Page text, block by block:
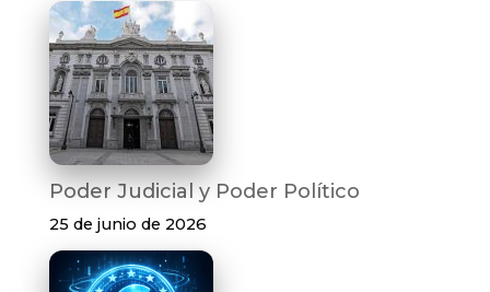
Poder Judicial y Poder Político
25 de junio de 2026